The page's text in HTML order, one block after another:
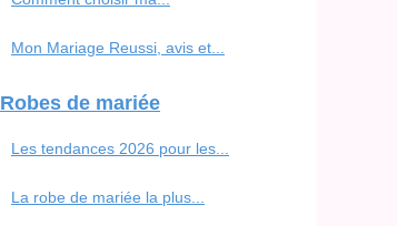
Mon Mariage Reussi, avis et...
Robes de mariée
Les tendances 2026 pour les...
La robe de mariée la plus...